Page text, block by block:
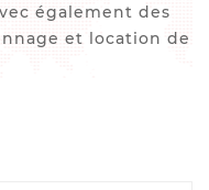
également des
et location de